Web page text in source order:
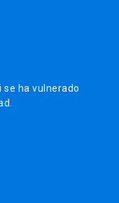
ha vulnerado